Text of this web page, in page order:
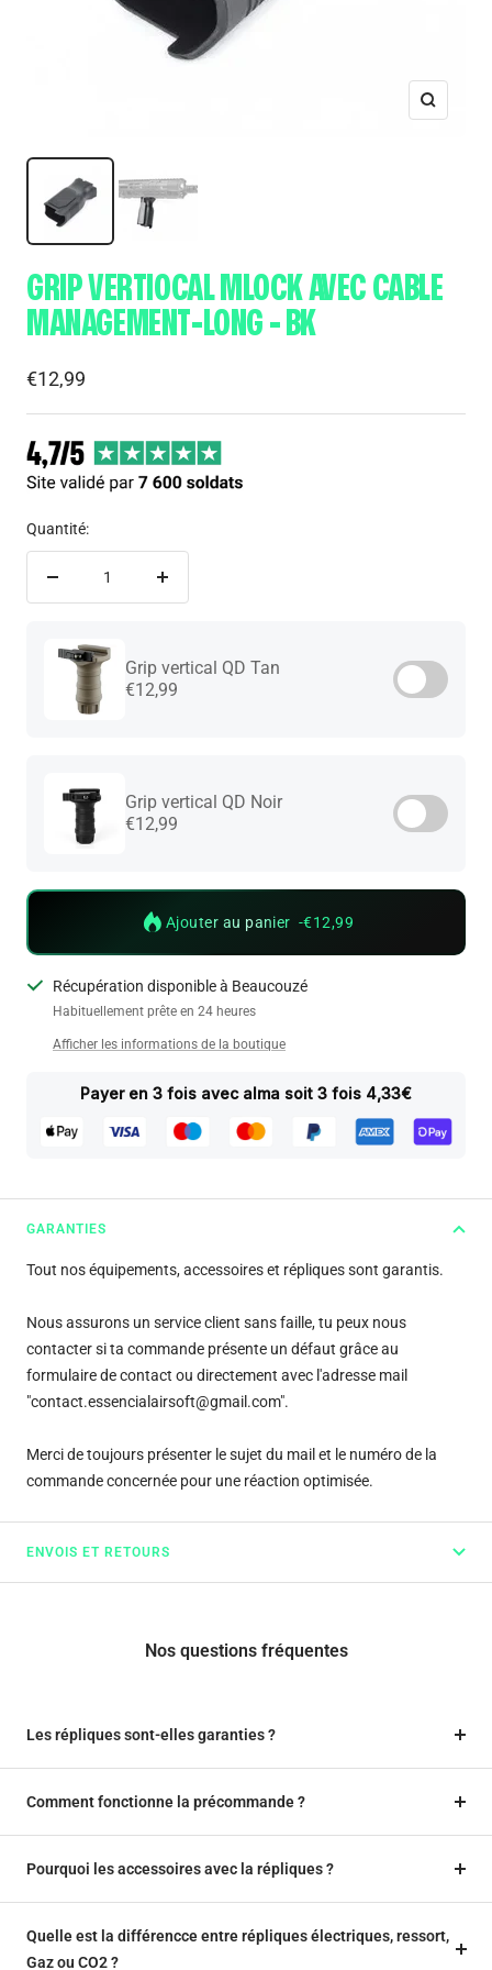
Zoom
GRIP VERTIOCAL MLOCK AVEC CABLE
MANAGEMENT-LONG - BK
Prix
de
vente
€12,99
Quantité:
quantité
Grip vertical QD Tan
€12,99
Grip vertical QD Noir
€12,99
Ajouter au panier -€12,99
Récupération disponible à Beaucouzé
Habituellement prête en 24 heures
Afficher les informations de la boutique
Payer en 3 fois avec alma soit 3 fois 4,33€
GARANTIES
Tout nos équipements, accessoires et répliques sont garantis.
Nous assurons un service client sans faille, tu peux nous
contacter si ta commande présente un défaut grâce au
formulaire de contact ou directement avec l'adresse mail
"contact.essencialairsoft@gmail.com".
Merci de toujours présenter le sujet du mail et le numéro de la
commande concernée pour une réaction optimisée.
ENVOIS ET RETOURS
Nos questions fréquentes
Les répliques sont-elles garanties ?
Comment fonctionne la précommande ?
Pourquoi les accessoires avec la répliques ?
Quelle est la différencce entre répliques électriques, ressort,
Gaz ou CO2 ?